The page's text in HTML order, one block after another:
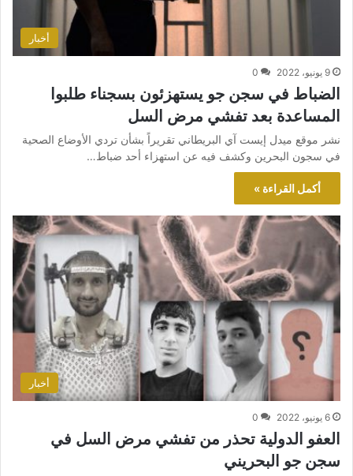
أخبار
9 يونيو، 2022 0
الضباط في سجن جو يستهزئون بسجناء طلبوا
المساعدة بعد تفشي مرض السل
نشر موقع ميدل إيست آي البريطاني تقريراً بشأن تردي الأوضاع الصحية
في سجون البحرين وكشف فيه عن استهزاء أحد ضباط…
أكمل القراءة »
أخبار
6 يونيو، 2022 0
العفو الدولية تحذر من تفشي مرض السل في
سجن جو البحريني